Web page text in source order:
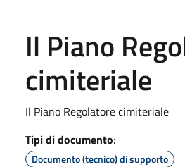
Il Piano
cimiteriale
Il Piano Regolatore cimiteriale
Tipi di documento:
Documento (tecnico) di supporto